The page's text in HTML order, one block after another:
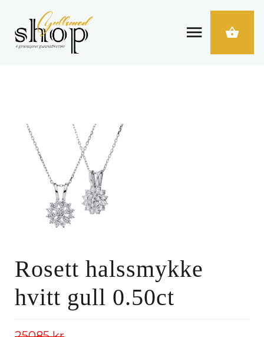
Rosett halssmykke
hvitt gull 0.50ct